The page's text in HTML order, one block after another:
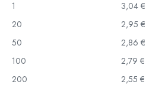
1
3,04 €
20
2,95 €
50
2,86 €
100
2,79 €
200
2,55 €